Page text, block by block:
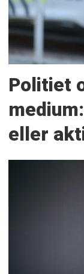
Politiet
eller